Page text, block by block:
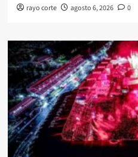
rayo corte agosto 6, 2026 0